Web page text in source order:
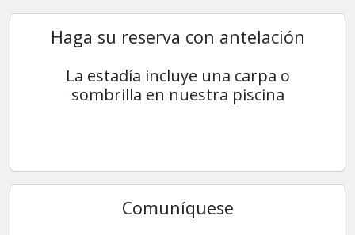
Haga su reserva con antelación
La estadía incluye una carpa o
sombrilla en nuestra piscina
Comuníquese